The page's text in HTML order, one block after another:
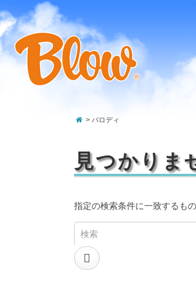
> パロディ
見つかりま
指定の検索条件に一致するも